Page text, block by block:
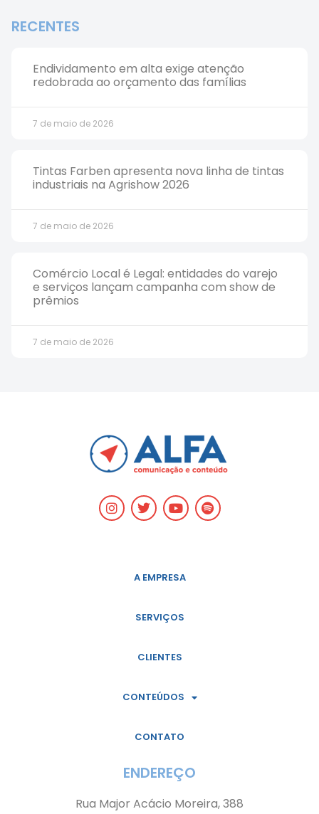
RECENTES
Endividamento em alta exige atenção
redobrada ao orçamento das famílias
7 de maio de 2026
Tintas Farben apresenta nova linha de tintas
industriais na Agrishow 2026
7 de maio de 2026
Comércio Local é Legal: entidades do varejo
e serviços lançam campanha com show de
prêmios
7 de maio de 2026
A EMPRESA
SERVIÇOS
CLIENTES
CONTEÚDOS
CONTATO
ENDEREÇO
Rua Major Acácio Moreira, 388